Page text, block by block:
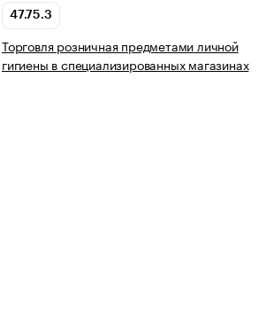
47.75.3
Торговля розничная предметами личной
гигиены в специализированных магазинах